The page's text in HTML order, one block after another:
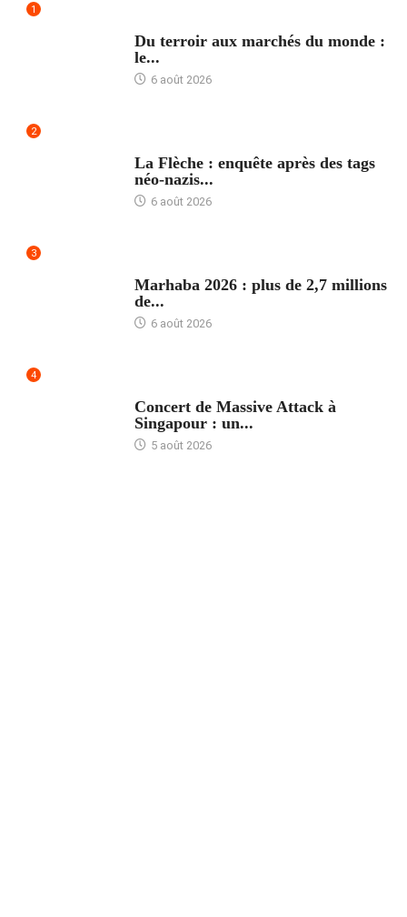
1
Du terroir aux marchés du monde :
le...
6 août 2026
2
La Flèche : enquête après des tags
néo-nazis...
6 août 2026
3
Marhaba 2026 : plus de 2,7 millions
de...
6 août 2026
4
Concert de Massive Attack à
Singapour : un...
5 août 2026